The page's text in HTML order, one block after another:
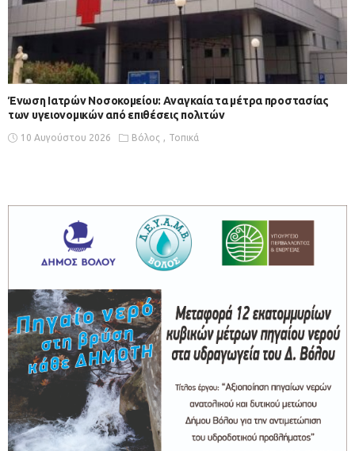
Ένωση Ιατρών Νοσοκομείου: Αναγκαία τα μέτρα προστασίας
των υγειονομικών από επιθέσεις πολιτών
10 Αυγούστου 2026 Βόλος Τοπικά